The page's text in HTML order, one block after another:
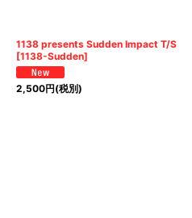
1138 presents Sudden Impact T/S
[1138-Sudden]
2,500円(税別)